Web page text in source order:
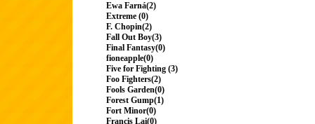
Ewa Farná(2)
Extreme (0)
F. Chopin(2)
Fall Out Boy(3)
Final Fantasy(0)
fioneapple(0)
Five for Fighting (3)
Foo Fighters(2)
Fools Garden(0)
Forest Gump(1)
Fort Minor(0)
Francis Lai(0)